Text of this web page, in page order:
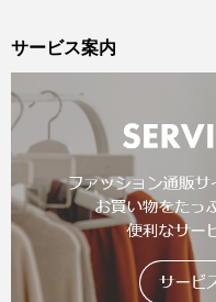
サービス案内